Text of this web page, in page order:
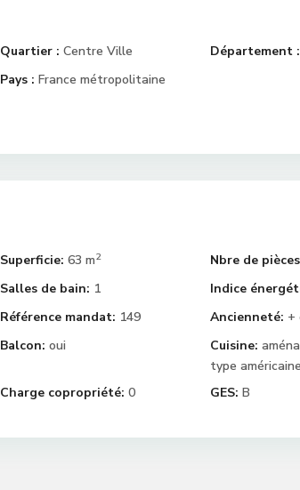
Quartier : Centre Ville Département :
Pays : France métropolitaine
Superficie: 63 m2 Nbre de
Salles de bain: 1 Indice
Référence mandat: 149 Ancienneté: +
Balcon: oui Cuisine:
type américaine
Charge copropriété: 0 GES: B